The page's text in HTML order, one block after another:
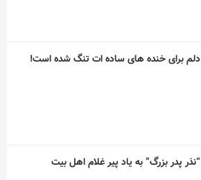
دلم برای خنده های ساده ات تنگ شده است!
“نذر پدر بزرگ” به یاد پیر غلام اهل بیت